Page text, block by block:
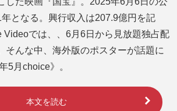
となる。興行収入は207.9億円を記
Videoでは、、6月6日から見放題独占配
そんな中、海外版のポスターが話題に
5月choice》。
本文を読む